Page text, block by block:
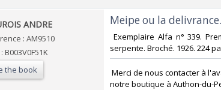
ANDRE
: AM9510
B003V0F51K
the book
‎Meipe ou la delivrance.‎
Exemplaire Alfa n° 339.
serpente. Broché. 1926. 224
Merci de nous contacter à
notre boutique à Authon-du-